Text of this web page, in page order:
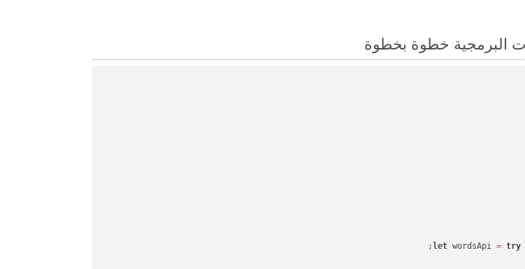
let wordsApi = try